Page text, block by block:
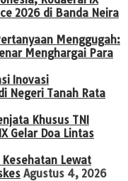
2026 di Banda Neira
Menggugah:
Menghargai Para
Inovasi
Negeri Tanah Rata
Khusus TNI
Gelar Doa Lintas
Lewat
Agustus 4, 2026